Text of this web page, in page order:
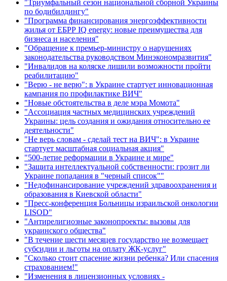
"Триумфальный сезон национальной сборной Украины
по бодибилдингу"
"Программа финансирования энергоэффективности
жилья от ЕБРР IQ energy: новые преимущества для
бизнеса и населения"
"Обращение к премьер-министру о нарушениях
законодательства руководством Минэкономразвития"
"Инвалидов на коляске лишили возможности пройти
реабилитацию"
"Верю - не верю": в Украине стартует инновационная
кампания по профилактике ВИЧ"
"Новые обстоятельства в деле мэра Момота"
"Ассоциация частных медицинских учреждений
Украины: цель создания и ожидания относительно ее
деятельности"
"Не верь словам - сделай тест на ВИЧ": в Украине
стартует масштабная социальная акция"
"500-летие реформации в Украине и мире"
"Защита интеллектуальной собственности: грозит ли
Украине попадания в "черный список""
"Недофинансирование учреждений здравоохранения и
образования в Киевской области"
"Пресс-конференция Больницы израильской онкологии
LISOD"
"Антирелигиозные законопроекты: вызовы для
украинского общества"
"В течение шести месяцев государство не возмещает
субсидии и льготы на оплату ЖК-услуг"
"Сколько стоит спасение жизни ребенка? Или спасения
страхованием!"
"Изменения в лицензионных условиях -